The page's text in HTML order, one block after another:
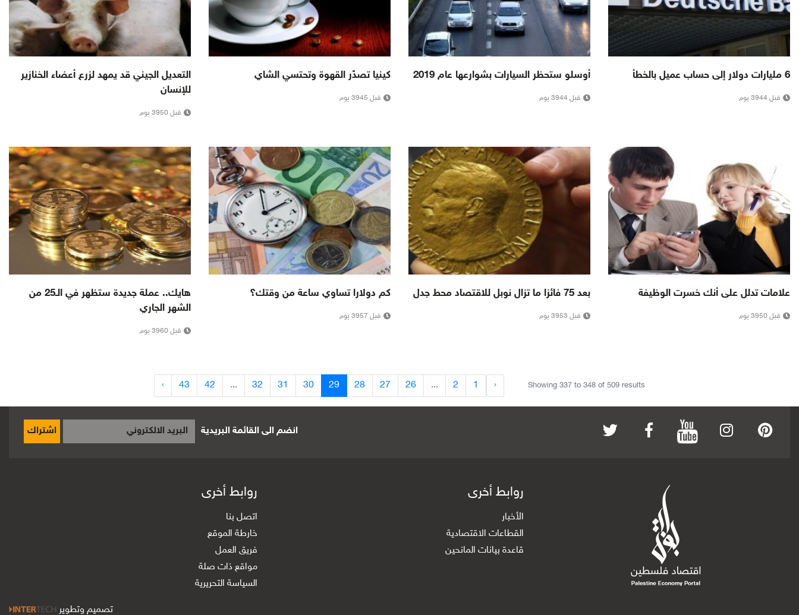
6 مليارات دولار إلى حساب عميل بالخطأ
قبل 3944 يوم
أوسلو ستحظر السيارات بشوارعها عام 2019
قبل 3944 يوم
كينيا تصدِّر القهوة وتحتسي الشاي
قبل 3945 يوم
التعديل الجيني قد يمهد لزرع أعضاء الخنازير
للإنسان
قبل 3950 يوم
علامات تدلل على أنك خسرت الوظيفة
قبل 3950 يوم
بعد 75 فائزا ما تزال نوبل للاقتصاد محط جدل
قبل 3953 يوم
كم دولارا تساوي ساعة من وقتك؟
قبل 3957 يوم
هايك.. عملة جديدة ستظهر في الـ25 من
الشهر الجاري
قبل 3960 يوم
Showing 337to 348of 509results
‹
1
2
...
26
27
28
29
30
31
32
...
42
43
›
انضم الى القائمة البريدية اشتراك
روابط أخرى
الأخبار
القطاعات الاقتصادية
قاعدة بيانات المانحين
روابط أخرى
اتصل بنا
خارطة الموقع
فريق العمل
مواقع ذات صلة
السياسة التحريرية
تصميم وتطوير